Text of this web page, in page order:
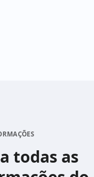
todas as